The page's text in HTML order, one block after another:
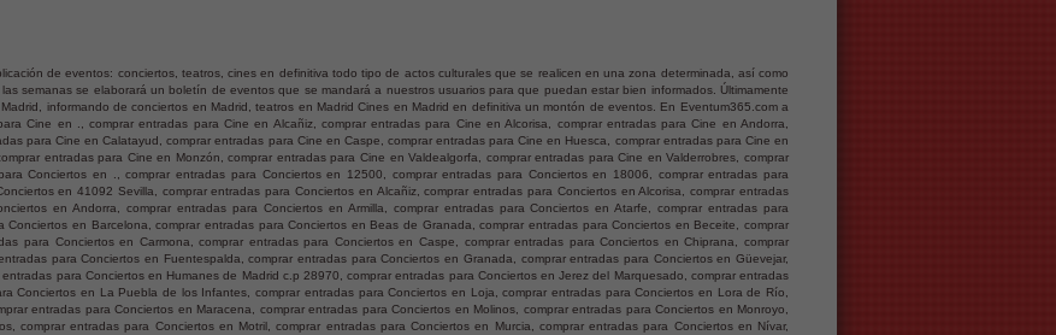
de eventos: conciertos, teatros, cines en definitiva todo tipo de actos culturales que se realicen en una zona determinada, así como
semanas se elaborará un boletín de eventos que se mandará a nuestros usuarios para que puedan estar bien informados. Últimamente
informando de conciertos en Madrid, teatros en Madrid Cines en Madrid en definitiva un montón de eventos. En Eventum365.com a
Cine en ., comprar entradas para Cine en Alcañiz, comprar entradas para Cine en Alcorisa, comprar entradas para Cine en Andorra,
para Cine en Calatayud, comprar entradas para Cine en Caspe, comprar entradas para Cine en Huesca, comprar entradas para Cine en
entradas para Cine en Monzón, comprar entradas para Cine en Valdealgorfa, comprar entradas para Cine en Valderrobres, comprar
Conciertos en ., comprar entradas para Conciertos en 12500, comprar entradas para Conciertos en 18006, comprar entradas para
en 41092 Sevilla, comprar entradas para Conciertos en Alcañiz, comprar entradas para Conciertos en Alcorisa, comprar entradas
en Andorra, comprar entradas para Conciertos en Armilla, comprar entradas para Conciertos en Atarfe, comprar entradas para
Conciertos en Barcelona, comprar entradas para Conciertos en Beas de Granada, comprar entradas para Conciertos en Beceite, comprar
para Conciertos en Carmona, comprar entradas para Conciertos en Caspe, comprar entradas para Conciertos en Chiprana, comprar
para Conciertos en Fuentespalda, comprar entradas para Conciertos en Granada, comprar entradas para Conciertos en Güevejar,
para Conciertos en Humanes de Madrid c.p 28970, comprar entradas para Conciertos en Jerez del Marquesado, comprar entradas
Conciertos en La Puebla de los Infantes, comprar entradas para Conciertos en Loja, comprar entradas para Conciertos en Lora de Río,
entradas para Conciertos en Maracena, comprar entradas para Conciertos en Molinos, comprar entradas para Conciertos en Monroyo,
comprar entradas para Conciertos en Motril, comprar entradas para Conciertos en Murcia, comprar entradas para Conciertos en Nívar,